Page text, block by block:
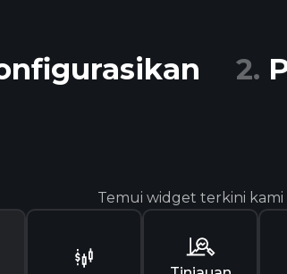
Temui widget terkini kami